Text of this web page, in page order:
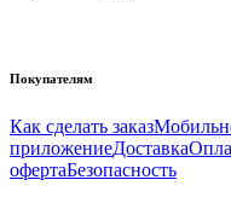
Покупателям
Как сделать заказ
приложениеДоставка
офертаБезопасность